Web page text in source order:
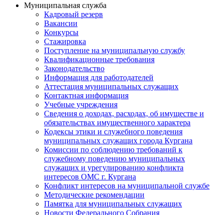
Муниципальная служба
Кадровый резерв
Вакансии
Конкурсы
Стажировка
Поступление на муниципальную службу
Квалификационные требования
Законодательство
Информация для работодателей
Аттестация муниципальных служащих
Контактная информация
Учебные учреждения
Сведения о доходах, расходах, об имуществе и
обязательствах имущественного характера
Кодексы этики и служебного поведения
муниципальных служащих города Кургана
Комиссии по соблюдению требований к
служебному поведению муниципальных
служащих и урегулированию конфликта
интересов ОМС г. Кургана
Конфликт интересов на муниципальной службе
Методические рекомендации
Памятка для муниципальных служащих
Новости Федерального Cобрания